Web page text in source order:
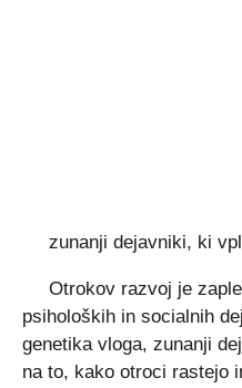
zunanji dejavniki, ki
Otrokov razvoj je
psiholoških in socialnih
genetika vloga, zunanji
na to, kako otroci rastejo